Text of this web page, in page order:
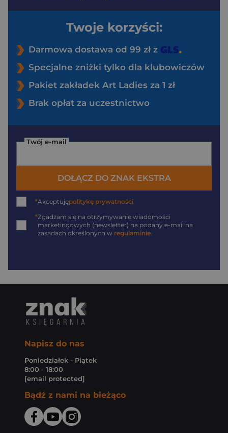
Twoje korzyści:
Darmowa dostawa od 99 zł z
Specjalne zniżki tylko dla klubowiczów
Pakiet zakładek Art Ladies za 1 zł
Brak opłat za uczestnictwo
Twój e-mail
DOŁĄCZ DO ZNAK EKSTRA
*Akceptujępolitykę prywatności
*Zgadzam się na otrzymywanie wiadomości
marketingowych (newsletter) na podany e-mail na
zasadach określonych w regulaminie
Napisz do nas
Poniedziałek - Piątek
8:00 - 18:00
[email protected]
Bądź z nami na bieżąco